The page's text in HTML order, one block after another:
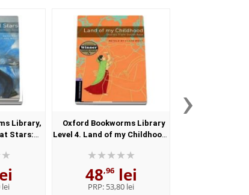
Library,
Stars:
lei
Oxford Bookworms Library
Level 4. Land of my Childhood.
Book
48,96lei
PRP: 53,80 lei
›